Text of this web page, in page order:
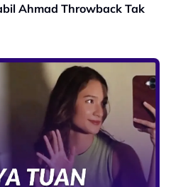
Ahmad Throwback Tak